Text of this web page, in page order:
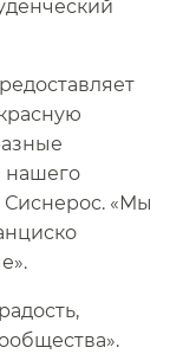
нашего
Сиснерос. «Мы